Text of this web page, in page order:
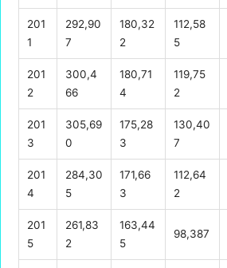
201
1
292,90
7
180,32
2
112,58
5
201
2
300,4
66
180,71
4
119,75
2
201
3
305,69
0
175,28
3
130,40
7
201
4
284,30
5
171,66
3
112,64
2
201
5
261,83
2
163,44
5
98,387